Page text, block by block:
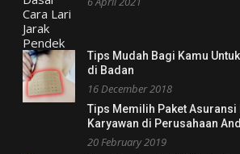
Tips Mudah Bagi Kamu
di Badan
16 December 2018
Tips Memilih Paket Asuransi
Karyawan di Perusahaan
20 February 2019